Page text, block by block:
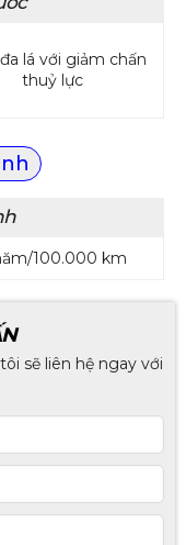
lá với giảm chấn
thuỷ lực
100.000 km
sẽ liên hệ ngay với